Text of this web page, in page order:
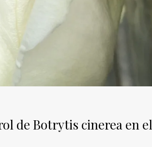
de Botrytis cinerea en el